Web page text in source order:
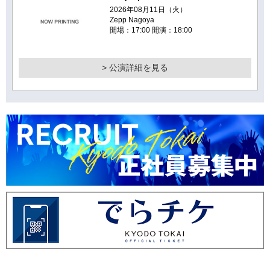
2026年08月11日（火）
Zepp Nagoya
開場：17:00 開演：18:00
> 公演詳細を見る